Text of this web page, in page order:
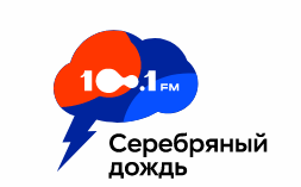
Москва 100.1 FM